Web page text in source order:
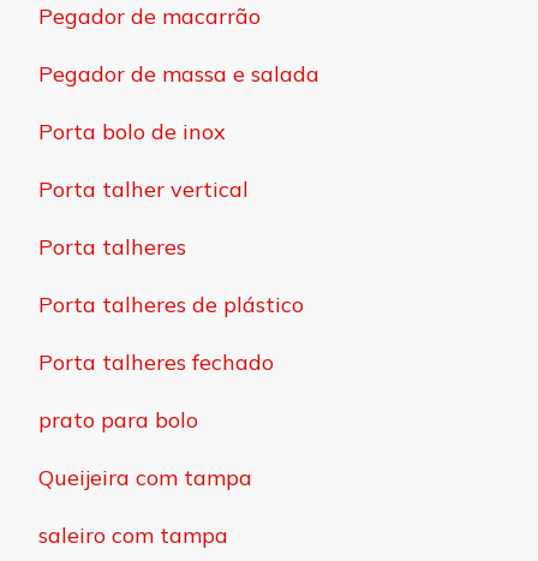
Pegador de macarrão
Pegador de massa e salada
Porta bolo de inox
Porta talher vertical
Porta talheres
Porta talheres de plástico
Porta talheres fechado
prato para bolo
Queijeira com tampa
saleiro com tampa